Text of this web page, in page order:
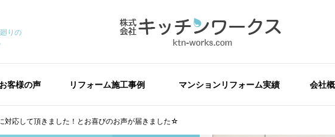
りの
お客様の声 リフォーム施工事例 マンションリフォーム実績 会社
対応して頂きました！とお喜びのお声が届きました☆